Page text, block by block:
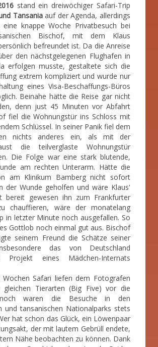
stand ein dreiwöchiger Safari-Trip
Tansaniaauf der Agenda, allerdings
knappe Woche Privatbesuch bei
Bischof, mit dem Klaus
befreundet ist. Da die Anreise
den nächstgelegenen Flughafen in
erfolgen musste, gestaltete sich die
extrem kompliziert und wurde nur
eines Visa-Beschaffungs-Büros
Beinahe hätte die Reise gar nicht
denn just 45 Minuten vor Abfahrt
fiel die Wohnungstür ins Schloss mit
Schlüssel. In seiner Panik fiel dem
nichts anderes ein, als mit der
die teilverglaste Wohnungstür
Die Folge war eine stark blutende,
am rechten Unterarm. Hätte die
am Klinikum Bamberg nicht sofort
der Wunde geholfen und wäre Klaus'
bereit gewesen ihn zum Frankfurter
chauffieren, wäre der monatelang
in letzter Minute noch ausgefallen. So
Gottlob noch einmal gut aus. Bischof
seinem Freund die Schätze seiner
das von Deutschland
Projekt eines Mädchen-Internats
Safari liefen dem Fotografen
gleichen Tierarten (Big Five) vor die
waren die Besuche in den
und tansanischen Nationalparks stets
hat schon das Glück, ein Löwenpaar
der mit lautem Gebrüll endete,
Nähe beobachten zu können. Dank